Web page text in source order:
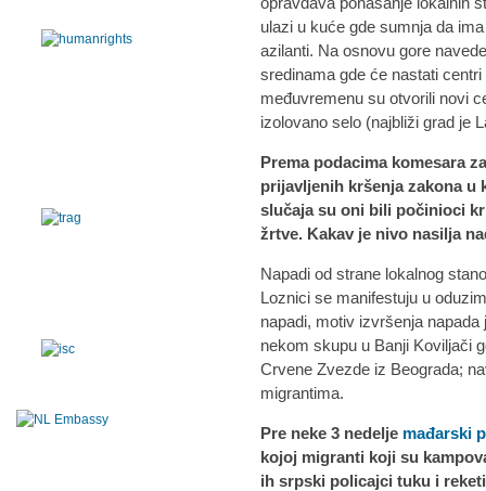
ulazi u kuće gde sumnja da
azilanti. Na osnovu gore
sredinama gde će nastati
međuvremenu su otvorili novi
izolovano selo (najbliži grad je
Prema podacima komesara
prijavljenih kršenja zakona u
slučaja su oni bili počinioci
žrtve. Kakav je nivo nasilja
Napadi od strane lokalnog
Loznici se manifestuju u
napadi, motiv izvršenja
nekom skupu u Banji Koviljači
Crvene Zvezde iz Beograda;
migrantima.
Pre neke 3 nedelje mađarski
kojoj migranti koji su
ih srpski policajci tuku i